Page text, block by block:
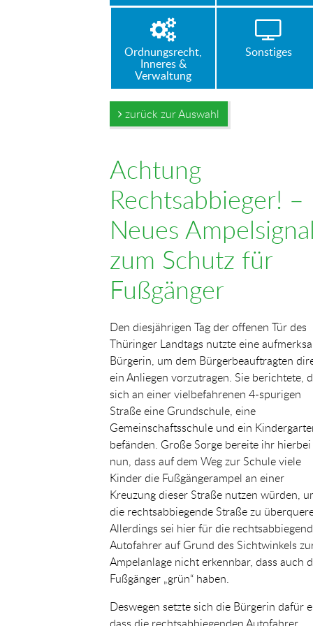
Ordnungsrecht,
Inneres &
Verwaltung
Sonstiges
zurück zur Auswahl
Achtung
Rechtsabbieger! –
Neues Ampelsignal
zum Schutz für
Fußgänger
Den diesjährigen Tag der offenen Tür des
Thüringer Landtags nutzte eine
Bürgerin, um dem Bürgerbeauftragten
ein Anliegen vorzutragen. Sie berichtete,
sich an einer vielbefahrenen 4-spurigen
Straße eine Grundschule, eine
Gemeinschaftsschule und ein
befänden. Große Sorge bereite ihr hierbei
nun, dass auf dem Weg zur Schule viele
Kinder die Fußgängerampel an einer
Kreuzung dieser Straße nutzen würden,
die rechtsabbiegende Straße zu
Allerdings sei hier für die
Autofahrer auf Grund des Sichtwinkels
Ampelanlage nicht erkennbar, dass auch
Fußgänger „grün“ haben.
Deswegen setzte sich die Bürgerin dafür